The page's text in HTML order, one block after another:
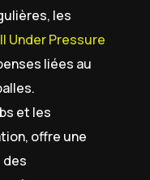
les
Under Pressure
liées au
et les
offre une
des